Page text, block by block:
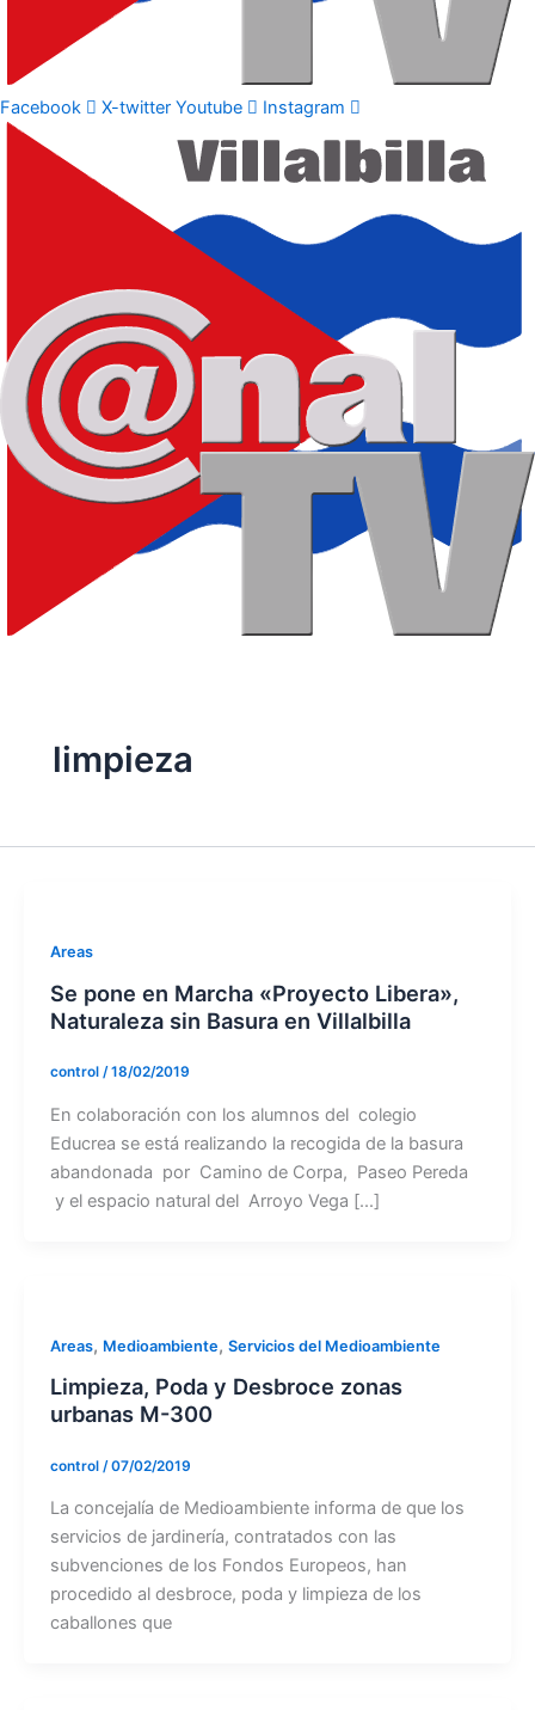
Facebook X-twitter Youtube Instagram
limpieza
Areas
Se pone en Marcha «Proyecto Libera»,
Naturaleza sin Basura en Villalbilla
control /18/02/2019
En colaboración con los alumnos del colegio
Educrea se está realizando la recogida de la basura
abandonada por Camino de Corpa, Paseo Pereda
y el espacio natural del Arroyo Vega [...]
Areas, Medioambiente, Servicios del Medioambiente
Limpieza, Poda y Desbroce zonas
urbanas M-300
control /07/02/2019
La concejalía de Medioambiente informa de que los
servicios de jardinería, contratados con las
subvenciones de los Fondos Europeos, han
procedido al desbroce, poda y limpieza de los
caballones que